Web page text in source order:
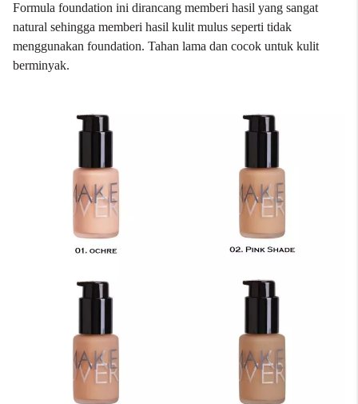
Formula foundation ini dirancang memberi hasil yang sangat
natural sehingga memberi hasil kulit mulus seperti tidak
menggunakan foundation. Tahan lama dan cocok untuk kulit
berminyak.